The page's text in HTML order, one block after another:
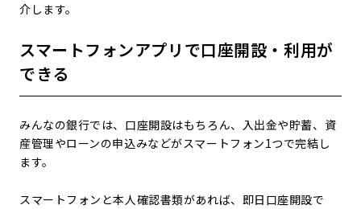
介します。
スマートフォンアプリで口座開設・利用が
できる
みんなの銀行では、口座開設はもちろん、入出金や貯蓄、資
産管理やローンの申込みなどがスマートフォン1つで完結し
ます。
スマートフォンと本人確認書類があれば、即日口座開設で